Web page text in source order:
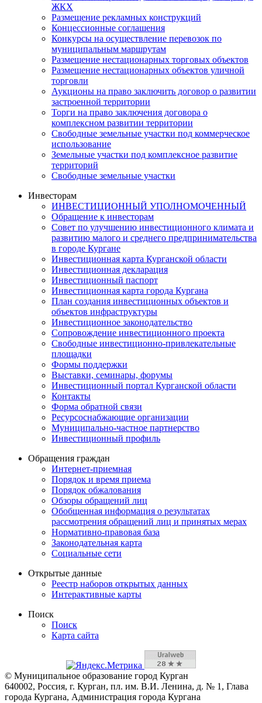
ЖКХ
Размещение рекламных конструкций
Концессионные соглашения
Конкурсы на осуществление перевозок по
муниципальным маршрутам
Размещение нестационарных торговых объектов
Размещение нестационарных объектов уличной
торговли
Аукционы на право заключить договор о развитии
застроенной территории
Торги на право заключения договора о
комплексном развитии территории
Свободные земельные участки под коммерческое
использование
Земельные участки под комплексное развитие
территорий
Свободные земельные участки
Инвесторам
ИНВЕСТИЦИОННЫЙ УПОЛНОМОЧЕННЫЙ
Обращение к инвесторам
Совет по улучшению инвестиционного климата и
развитию малого и среднего предпринимательства
в городе Кургане
Инвестиционная карта Курганской области
Инвестиционная декларация
Инвестиционный паспорт
Инвестиционная карта города Кургана
План создания инвестиционных объектов и
объектов инфраструктуры
Инвестиционное законодательство
Сопровождение инвестиционного проекта
Свободные инвестиционно-привлекательные
площадки
Формы поддержки
Выставки, семинары, форумы
Инвестиционный портал Курганской области
Контакты
Форма обратной связи
Ресурсоснабжающие организации
Муниципально-частное партнерство
Инвестиционный профиль
Обращения граждан
Интернет-приемная
Порядок и время приема
Порядок обжалования
Обзоры обращений лиц
Обобщенная информация о результатах
рассмотрения обращений лиц и принятых мерах
Нормативно-правовая база
Законодательная карта
Социальные сети
Открытые данные
Реестр наборов открытых данных
Интерактивные карты
Поиск
Поиск
Карта сайта
© Муниципальное образование город Курган
640002, Россия, г. Курган, пл. им. В.И. Ленина, д. № 1, Глава
города Кургана, Администрация города Кургана